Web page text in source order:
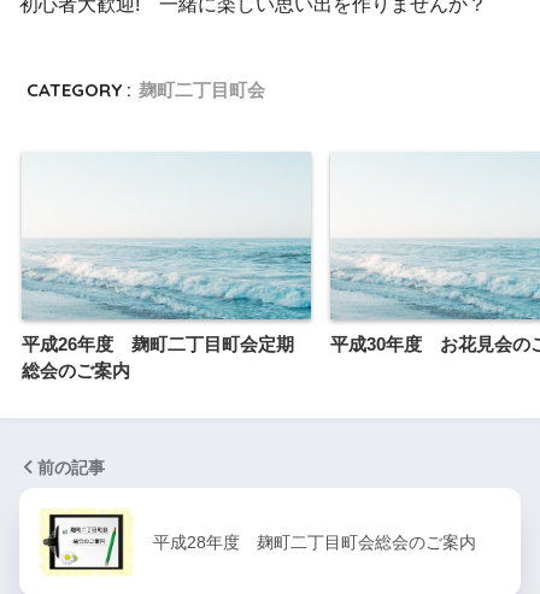
初心者大歓迎! 一緒に楽しい思い出を作りませんか？
CATEGORY : 麹町二丁目町会
平成26年度 麹町二丁目町会定期
総会のご案内
平成30年度 お花見会の
前の記事
平成28年度 麹町二丁目町会総会のご案内